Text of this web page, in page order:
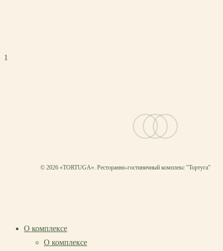
1
vk telegram
email
© 2026 «TORTUGA». Ресторанно-гостиничный комплекс "Тортуга"
О комплексе
О комплексе